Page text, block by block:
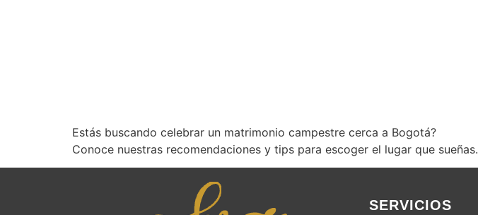
Estás buscando celebrar un matrimonio campestre cerca a Bogotá?
Conoce nuestras recomendaciones y tips para escoger el lugar que sueñas.
SERVICIOS